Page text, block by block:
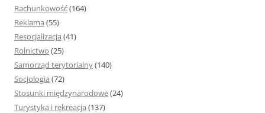
Rachunkowość(164)
Reklama (55)
Resocjalizacja (41)
Rolnictwo (25)
Samorząd terytorialny(140)
Socjologia (72)
Stosunki międzynarodowe(24)
Turystyka i rekreacja (137)